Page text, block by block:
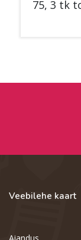
75, 3 tk
Veebilehe kaart